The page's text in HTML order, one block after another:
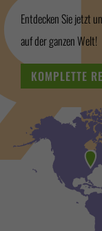
Entdecken Sie jetzt
auf der ganzen Welt!
KOMPLETTE